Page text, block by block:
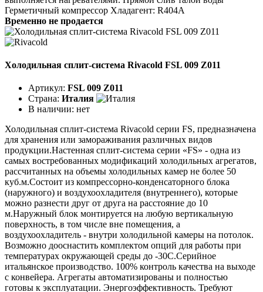
Герметичный компрессор Хладагент: R404A
Временно не продается
Холодильная сплит-система Rivacold FSL 009 Z011
Артикул: FSL 009 Z011
Страна: Италия
В наличии: нет
Холодильная сплит-система Rivacold серии FS, предназначена
для хранения или замораживания различных видов
продукции.Настенная сплит-система серии «FS» - одна из
самых востребованных модификаций холодильных агрегатов,
рассчитанных на объемы холодильных камер не более 50
куб.м.Состоит из компрессорно-конденсаторного блока
(наружного) и воздухоохладителя (внутреннего), которые
можно разнести друг от друга на расстояние до 10
м.Наружный блок монтируется на любую вертикальную
поверхность, в том числе вне помещения, а
воздухоохладитель - внутри холодильной камеры на потолок.
Возможно дооснастить комплектом опций для работы при
температурах окружающей среды до -30С.Серийное
итальянское производство. 100% контроль качества на выходе
с конвейера. Агрегаты автоматизированы и полностью
готовы к эксплуатации. Энергоэффективность. Требуют